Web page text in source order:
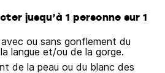
jusqu’à 1 personne sur 1
ou sans gonflement du
langue et/ou de la gorge.
de la peau ou du blanc des